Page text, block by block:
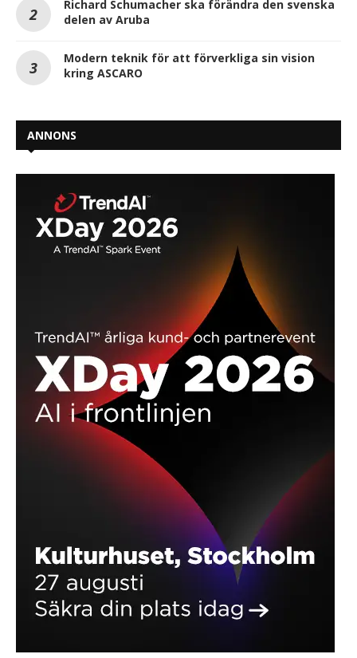
Richard Schumacher ska förändra den svenska
delen av Aruba
Modern teknik för att förverkliga sin vision
kring ASCARO
ANNONS